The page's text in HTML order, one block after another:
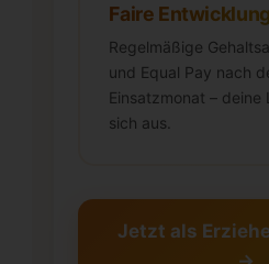
Faire Entwicklung
Regelmäßige
und Equal Pay nach
Einsatzmonat – deine
sich aus.
Jetzt als